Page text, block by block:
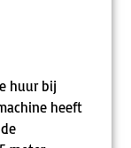
huur bij
heeft